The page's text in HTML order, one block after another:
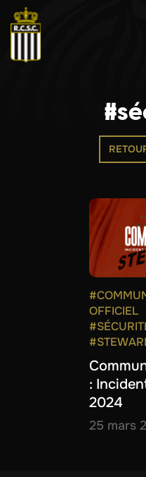
OFFICIEL
:
2024
25 mars